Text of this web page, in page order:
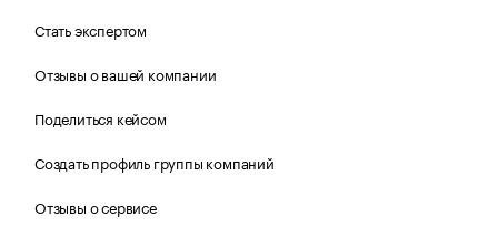
Стать экспертом
Отзывы о вашей компании
Поделиться кейсом
Создать профиль группы компаний
Отзывы о сервисе